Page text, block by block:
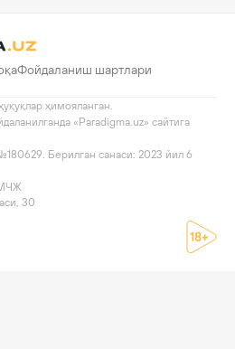
Фойдаланиш шартлари
ҳимояланган.
«Paradigma.uz» сайтига
Берилган санаси: 2023 йил 6
МЧЖ
30